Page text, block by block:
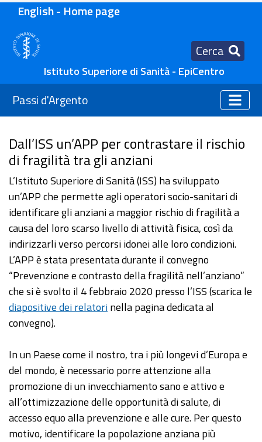
English - Home page
Cerca
Istituto Superiore di Sanità - EpiCentro
Passi d'Argento
Dall’ISS un’APP per contrastare il rischio
di fragilità tra gli anziani
L’Istituto Superiore di Sanità (ISS) ha sviluppato
un’APP che permette agli operatori socio-sanitari di
identificare gli anziani a maggior rischio di fragilità a
causa del loro scarso livello di attività fisica, così da
indirizzarli verso percorsi idonei alle loro condizioni.
L’APP è stata presentata durante il convegno
“Prevenzione e contrasto della fragilità nell’anziano”
che si è svolto il 4 febbraio 2020 presso l’ISS (scarica le
diapositive dei relatorinella pagina dedicata al
convegno).
In un Paese come il nostro, tra i più longevi d’Europa e
del mondo, è necessario porre attenzione alla
promozione di un invecchiamento sano e attivo e
all’ottimizzazione delle opportunità di salute, di
accesso equo alla prevenzione e alle cure. Per questo
motivo, identificare la popolazione anziana più